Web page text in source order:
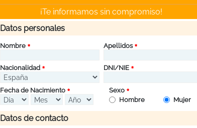
¡Te informamos sin compromiso!
Datos personales
Nombre Apellidos
Nacionalidad DNI/NIE
Fecha de Nacimiento
Sexo
Hombre
Mujer
Datos de contacto